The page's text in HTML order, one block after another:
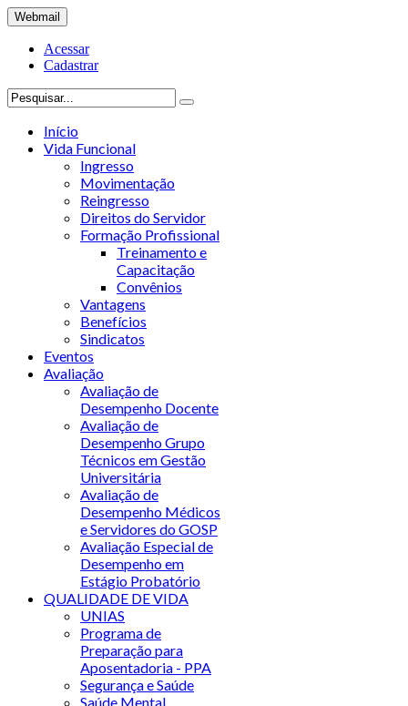
Webmail
Acessar
Cadastrar
Início
Vida Funcional
Ingresso
Movimentação
Reingresso
Direitos do Servidor
Formação Profissional
Treinamento e
Capacitação
Convênios
Vantagens
Benefícios
Sindicatos
Eventos
Avaliação
Avaliação de
Desempenho Docente
Avaliação de
Desempenho Grupo
Técnicos em Gestão
Universitária
Avaliação de
Desempenho Médicos
e Servidores do GOSP
Avaliação Especial de
Desempenho em
Estágio Probatório
QUALIDADE DE VIDA
UNIAS
Programa de
Preparação para
Aposentadoria - PPA
Segurança e Saúde
Saúde Mental